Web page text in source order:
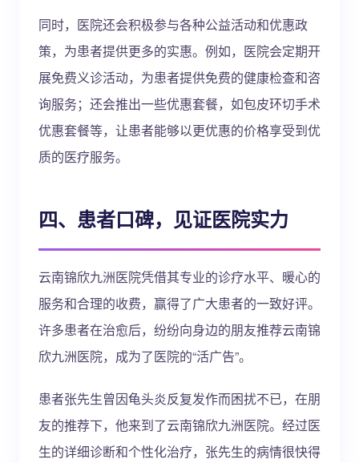
同时，医院还会积极参与各种公益活动和优惠政
策，为患者提供更多的实惠。例如，医院会定期开
展免费义诊活动，为患者提供免费的健康检查和咨
询服务；还会推出一些优惠套餐，如包皮环切手术
优惠套餐等，让患者能够以更优惠的价格享受到优
质的医疗服务。
四、患者口碑，见证医院实力
云南锦欣九洲医院凭借其专业的诊疗水平、暖心的
服务和合理的收费，赢得了广大患者的一致好评。
许多患者在治愈后，纷纷向身边的朋友推荐云南锦
欣九洲医院，成为了医院的“活广告”。
患者张先生曾因龟头炎反复发作而困扰不已，在朋
友的推荐下，他来到了云南锦欣九洲医院。经过医
生的详细诊断和个性化治疗，张先生的病情很快得